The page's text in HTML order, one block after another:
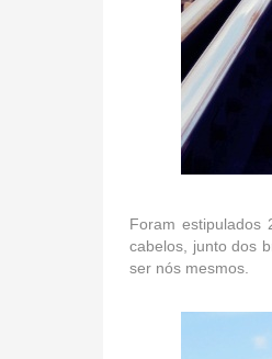
Foram
cabelos, junto dos
ser nós mesmos.